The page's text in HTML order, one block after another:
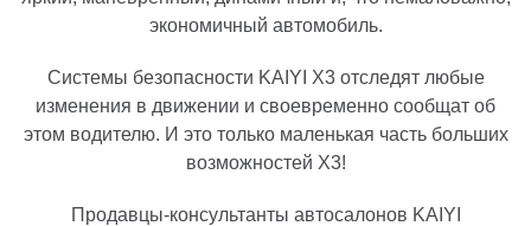
экономичный автомобиль.
Системы безопасности KAIYI X3 отследят любые
изменения в движении и своевременно сообщат об
этом водителю. И это только маленькая часть больших
возможностей Х3!
Продавцы-консультанты автосалонов KAIYI